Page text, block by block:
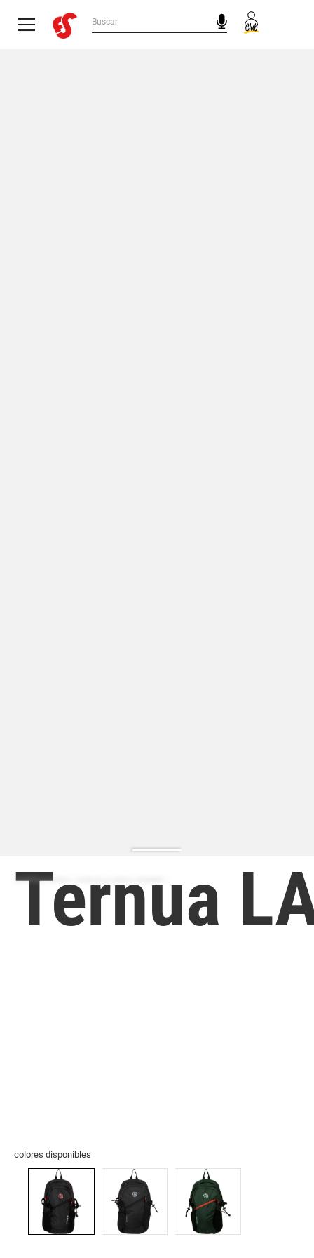
ZAPATILLA MODA | ZAPATILLA MODA HOMBRE
Ternua
colores disponibles